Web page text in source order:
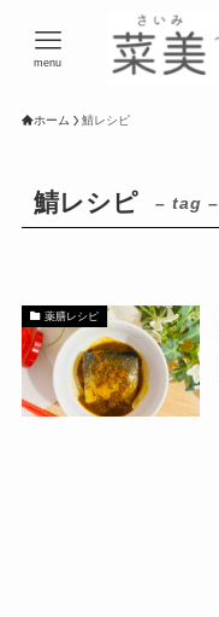
menu
ホーム 鯖レシピ
鯖レシピ – tag –
薬膳レシピ